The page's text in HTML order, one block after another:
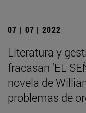
07 | 07 | 2022
Literatura y
fracasan ‘EL
novela de
problemas de